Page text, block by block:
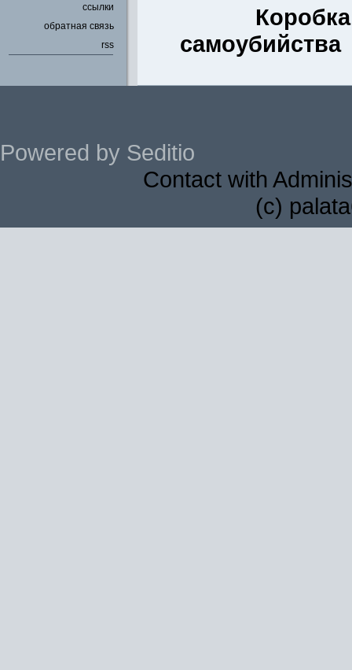
ссылки
обратная связь
rss
самоубийства
Powered by Seditio
Contact with
(c)